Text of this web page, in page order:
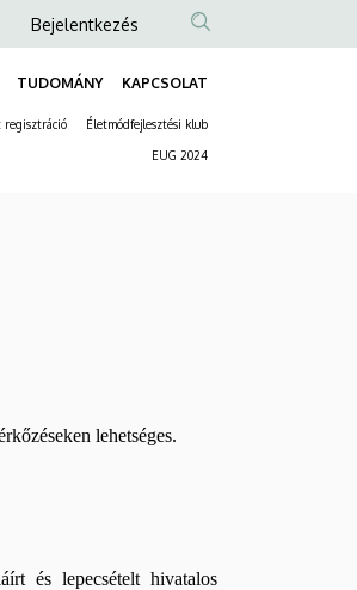
Anonim
fiók
menüje
Bejelentkezés
TUDOMÁNY KAPCSOLAT
regisztráció Életmódfejlesztési klub
EUG 2024
lehetséges.
és lepecsételt hivatalos